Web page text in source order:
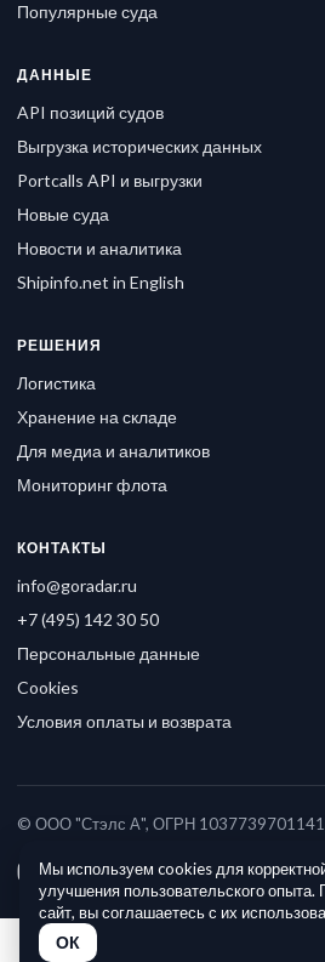
Популярные суда
ДАННЫЕ
API позиций судов
Выгрузка исторических данных
Portcalls API и выгрузки
Новые суда
Новости и аналитика
Shipinfo.net in English
РЕШЕНИЯ
Логистика
Хранение на складе
Для медиа и аналитиков
Мониторинг флота
КОНТАКТЫ
info@goradar.ru
+7 (495) 142 30 50
Персональные данные
Cookies
Условия оплаты и возврата
© ООО "Стэлс А", ОГРН
Мы используем cookies для
улучшения пользовательского
сайт, вы соглашаетесь с их
ОК